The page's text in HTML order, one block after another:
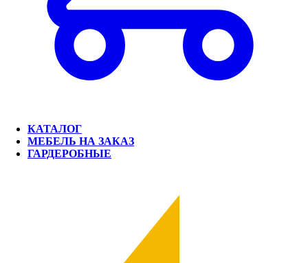
КАТАЛОГ
МЕБЕЛЬ НА ЗАКАЗ
ГАРДЕРОБНЫЕ